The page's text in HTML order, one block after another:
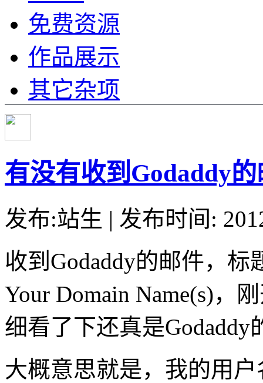
免费资源
作品展示
其它杂项
有没有收到Godaddy
发布:站生 | 发布时间:
收到Godaddy的邮件，标
Your Domain Name(s)，
细看了下还真是Godaddy
大概意思就是，我的用